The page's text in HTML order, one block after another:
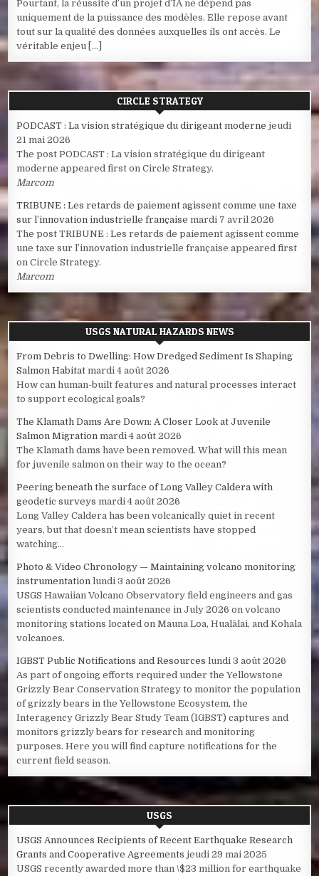
Pourtant, la réussite d’un projet d’IA ne dépend pas
uniquement de la puissance des modèles. Elle repose avant
tout sur la qualité des données auxquelles ils ont accès. Le
véritable enjeu […]
CIRCLE STRATEGY
PODCAST : La vision stratégique du dirigeant moderne jeudi
21 mai 2026
The post PODCAST : La vision stratégique du dirigeant
moderne appeared first on Circle Strategy.
Marcom
TRIBUNE : Les retards de paiement agissent comme une taxe
sur l’innovation industrielle française mardi 7 avril 2026
The post TRIBUNE : Les retards de paiement agissent comme
une taxe sur l’innovation industrielle française appeared first
on Circle Strategy.
Marcom
USGS NATURAL HAZARDS NEWS
From Debris to Dwelling: How Dredged Sediment Is Shaping
Salmon Habitat mardi 4 août 2026
How can human-built features and natural processes interact
to support ecological goals?
The Klamath Dams Are Down: A Closer Look at Juvenile
Salmon Migration mardi 4 août 2026
The Klamath dams have been removed. What will this mean
for juvenile salmon on their way to the ocean?
Peering beneath the surface of Long Valley Caldera with
geodetic surveys mardi 4 août 2026
Long Valley Caldera has been volcanically quiet in recent
years, but that doesn’t mean scientists have stopped
watching...
Photo & Video Chronology — Maintaining volcano monitoring
instrumentation lundi 3 août 2026
USGS Hawaiian Volcano Observatory field engineers and gas
scientists conducted maintenance in July 2026 on volcano
monitoring stations located on Mauna Loa, Hualālai, and Kohala
volcanoes.
IGBST Public Notifications and Resources lundi 3 août 2026
As part of ongoing efforts required under the Yellowstone
Grizzly Bear Conservation Strategy to monitor the population
of grizzly bears in the Yellowstone Ecosystem, the
Interagency Grizzly Bear Study Team (IGBST) captures and
monitors grizzly bears for research and monitoring
purposes. Here you will find capture notifications for the
current field season.
USGS
USGS Announces Recipients of Recent Earthquake Research
Grants and Cooperative Agreements jeudi 29 mai 2025
USGS recently awarded more than \$23 million for earthquake